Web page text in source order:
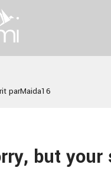
parMaida16
but your